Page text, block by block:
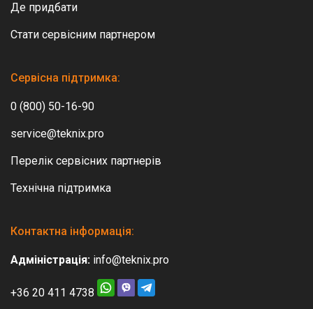
Де придбати
Стати сервісним партнером
Сервісна підтримка:
0 (800) 50-16-90
service@teknix.pro
Перелік сервісних партнерів
Технічна підтримка
Контактна інформація:
Адміністрація: info@teknix.pro
+36 20 411 4738